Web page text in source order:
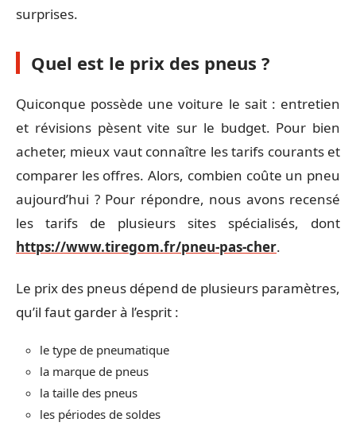
surprises.
Quel est le prix des pneus ?
Quiconque possède une voiture le sait : entretien
et révisions pèsent vite sur le budget. Pour bien
acheter, mieux vaut connaître les tarifs courants et
comparer les offres. Alors, combien coûte un pneu
aujourd’hui ? Pour répondre, nous avons recensé
les tarifs de plusieurs sites spécialisés, dont
https://www.tiregom.fr/pneu-pas-cher.
Le prix des pneus dépend de plusieurs paramètres,
qu’il faut garder à l’esprit :
le type de pneumatique
la marque de pneus
la taille des pneus
les périodes de soldes